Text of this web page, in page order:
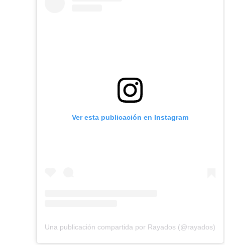
Ver esta publicación en Instagram
Una publicación compartida por Rayados (@rayados)